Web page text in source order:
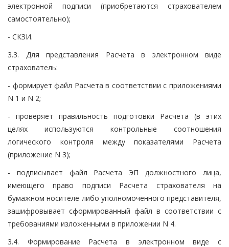
электронной подписи (приобретаются страхователем
самостоятельно);
- СКЗИ.
3.3. Для представления Расчета в электронном виде
страхователь:
- формирует файл Расчета в соответствии с приложениями
N 1 и N 2;
- проверяет правильность подготовки Расчета (в этих
целях используются контрольные соотношения
логического контроля между показателями Расчета
(приложение N 3);
- подписывает файл Расчета ЭП должностного лица,
имеющего право подписи Расчета страхователя на
бумажном носителе либо уполномоченного представителя,
зашифровывает сформированный файл в соответствии с
требованиями изложенными в приложении N 4.
3.4. Формирование Расчета в электронном виде с